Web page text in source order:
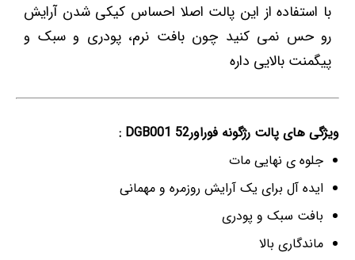
با استفاده از این پالت اصلا احساس کیکی شدن آرایش
رو حس نمی کنید چون بافت نرم، پودری و سبک و
پیگمنت بالایی داره
ویژگی های پالت رژگونه فوراور52 DGB001 :
جلوه ی نهایی مات
ایده آل برای یک آرایش روزمره و مهمانی
بافت سبک و پودری
ماندگاری بالا